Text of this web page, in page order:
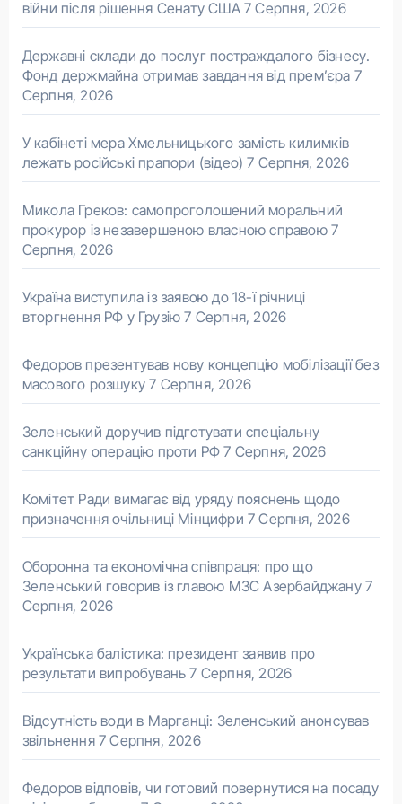
війни після рішення Сенату США 7 Серпня, 2026
Державні склади до послуг постраждалого бізнесу.
Фонд держмайна отримав завдання від прем’єра 7
Серпня, 2026
У кабінеті мера Хмельницького замість килимків
лежать російські прапори (відео) 7 Серпня, 2026
Микола Греков: самопроголошений моральний
прокурор із незавершеною власною справою 7
Серпня, 2026
Україна виступила із заявою до 18-ї річниці
вторгнення РФ у Грузію 7 Серпня, 2026
Федоров презентував нову концепцію мобілізації без
масового розшуку 7 Серпня, 2026
Зеленський доручив підготувати спеціальну
санкційну операцію проти РФ 7 Серпня, 2026
Комітет Ради вимагає від уряду пояснень щодо
призначення очільниці Мінцифри 7 Серпня, 2026
Оборонна та економічна співпраця: про що
Зеленський говорив із главою МЗС Азербайджану 7
Серпня, 2026
Українська балістика: президент заявив про
результати випробувань 7 Серпня, 2026
Відсутність води в Марганці: Зеленський анонсував
звільнення 7 Серпня, 2026
Федоров відповів, чи готовий повернутися на посаду